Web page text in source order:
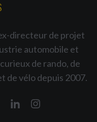
directeur de projet
automobile et
de rando, de
de vélo depuis 2007.